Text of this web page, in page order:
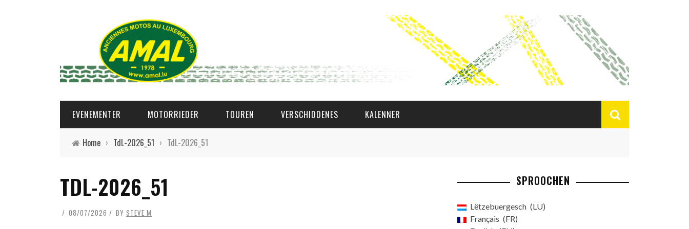
EVENEMENTER MOTORRIEDER TOUREN VERSCHIDDENES KALENNER
Home › TdL-2026_51 › TdL-2026_51
TDL-2026_51
08/07/2026 BY STEVE M
SPROOCHEN
Lëtzebuergesch
LU
Français
FR